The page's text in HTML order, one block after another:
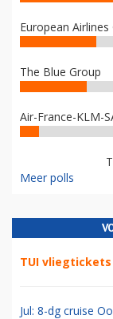
European Airlines
The Blue Group
Air-France-KLM-
Meer polls
TUI vliegtickets
Jul: 8-dg cruise